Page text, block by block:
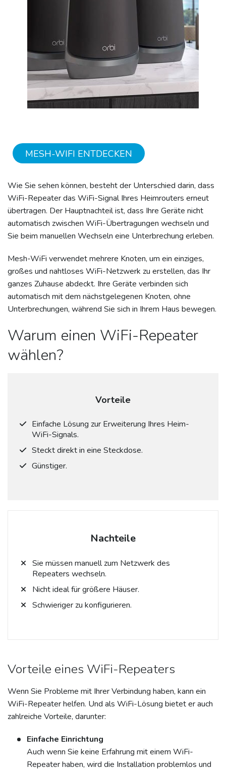
MESH-WIFI ENTDECKEN
Wie Sie sehen können, besteht der Unterschied darin, dass
WiFi-Repeater das WiFi-Signal Ihres Heimrouters erneut
übertragen. Der Hauptnachteil ist, dass Ihre Geräte nicht
automatisch zwischen WiFi-Übertragungen wechseln und
Sie beim manuellen Wechseln eine Unterbrechung erleben.
Mesh-WiFi verwendet mehrere Knoten, um ein einziges,
großes und nahtloses WiFi-Netzwerk zu erstellen, das Ihr
ganzes Zuhause abdeckt. Ihre Geräte verbinden sich
automatisch mit dem nächstgelegenen Knoten, ohne
Unterbrechungen, während Sie sich in Ihrem Haus bewegen.
Warum einen WiFi-Repeater
wählen?
Vorteile
Einfache Lösung zur Erweiterung Ihres Heim-
WiFi-Signals.
Steckt direkt in eine Steckdose.
Günstiger.
Nachteile
Sie müssen manuell zum Netzwerk des
Repeaters wechseln.
Nicht ideal für größere Häuser.
Schwieriger zu konfigurieren.
Vorteile eines WiFi-Repeaters
Wenn Sie Probleme mit Ihrer Verbindung haben, kann ein
WiFi-Repeater helfen. Und als WiFi-Lösung bietet er auch
zahlreiche Vorteile, darunter:
Einfache Einrichtung
Auch wenn Sie keine Erfahrung mit einem WiFi-
Repeater haben, wird die Installation problemlos und